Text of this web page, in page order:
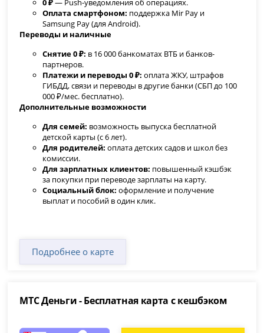
0 ₽— Push-уведомления об операциях.
Оплата смартфоном: поддержка Mir Pay и
Samsung Pay (для Android).
Переводы и наличные
Снятие 0 ₽: в 16 000 банкоматах ВТБ и банков-
партнеров.
Платежи и переводы 0 ₽: оплата ЖКУ, штрафов
ГИБДД, связи и переводы в другие банки (СБП до 100
000 ₽/мес. бесплатно).
Дополнительные возможности
Для семей: возможность выпуска бесплатной
детской карты (с 6 лет).
Для родителей: оплата детских садов и школ без
комиссии.
Для зарплатных клиентов: повышенный кэшбэк
за покупки при переводе зарплаты на карту.
Социальный блок: оформление и получение
выплат и пособий в один клик.
Подробнее о карте
МТС Деньги - Бесплатная карта с кешбэком